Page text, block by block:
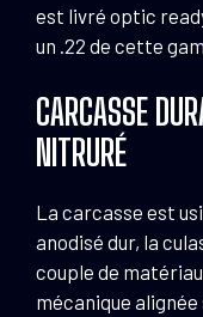
est livré optic
un .22 de cette
CARCASSE
NITRURÉ
La carcasse est
anodisé dur, la
couple de
mécanique